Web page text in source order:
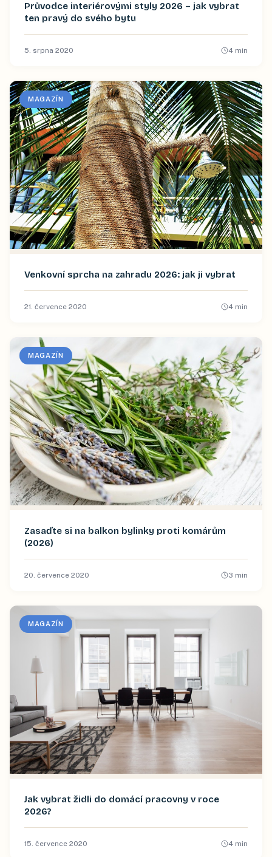
Průvodce interiérovými styly 2026 – jak vybrat
ten pravý do svého bytu
5. srpna 2020 4 min
MAGAZÍN
Venkovní sprcha na zahradu 2026: jak ji vybrat
21. července 2020 4 min
MAGAZÍN
Zasaďte si na balkon bylinky proti komárům
(2026)
20. července 2020 3 min
MAGAZÍN
Jak vybrat židli do domácí pracovny v roce
2026?
15. července 2020 4 min